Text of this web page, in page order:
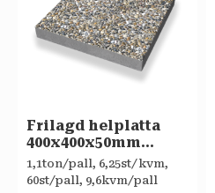
Frilagd helplatta
400x400x50mm
Dansk sjösten
1,1ton/pall, 6,25st/kvm,
60st/pall, 9,6kvm/pall